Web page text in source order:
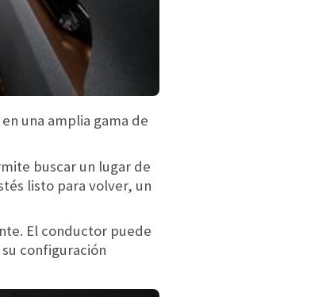
una amplia gama de
buscar un lugar de
listo para volver, un
El conductor puede
configuración